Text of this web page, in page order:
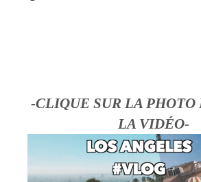
-CLIQUE SUR LA PHOTO
LA VIDÉO-